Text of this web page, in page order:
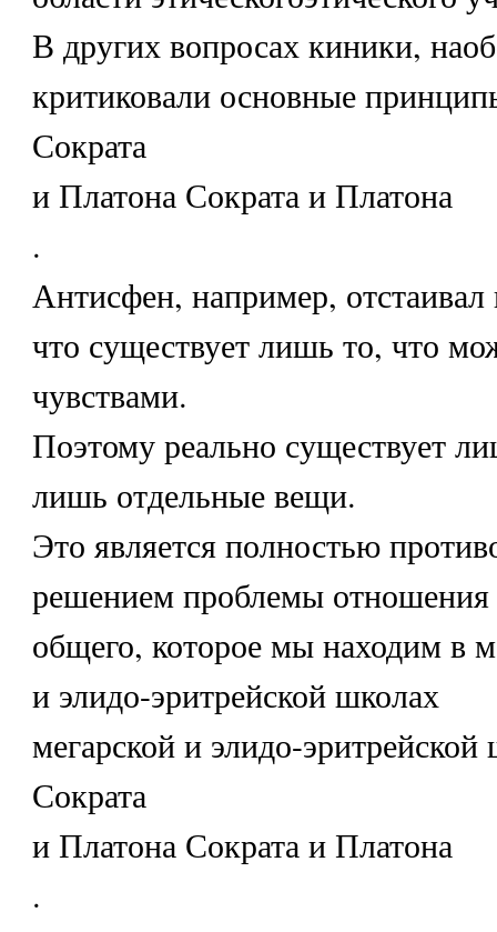
В других вопросах киники,
критиковали основные
Сократа
и Платона Сократа и Платона
.
Антисфен, например, отстаивал
что существует лишь то, что
чувствами.
Поэтому реально существует
лишь отдельные вещи.
Это является полностью
решением проблемы отношения
общего, которое мы находим в
и элидо-эритрейской школах
мегарской и элидо-
Сократа
и Платона Сократа и Платона
.